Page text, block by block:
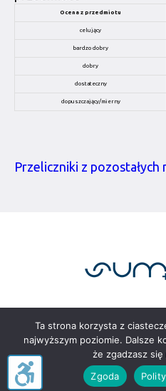
Ocena z przedmiotu
celujący
bardzo dobry
dobry
dostateczny
dopuszczający/mierny
Przeliczniki z pozostałych
Medycznego w
Ta strona korzysta z
najwyższym poziomie. Dalsze
że zgadzasz
Zgoda